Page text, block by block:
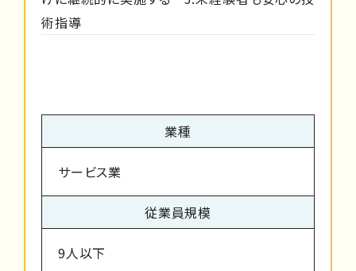
術指導
業種
サービス業
従業員規模
9人以下